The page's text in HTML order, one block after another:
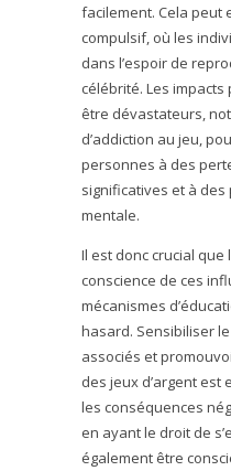
facilement. Cela peut
compulsif, où les
dans l’espoir de
célébrité. Les
être dévastateurs,
d’addiction au jeu,
personnes à des
significatives et à
mentale.
Il est donc crucial
conscience de ces
mécanismes
hasard. Sensibiliser
associés et
des jeux d’argent
les conséquences
en ayant le droit de
également être